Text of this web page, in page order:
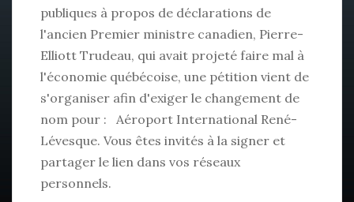
publiques à propos de déclarations de
l'ancien Premier ministre canadien, Pierre-
Elliott Trudeau, qui avait projeté faire mal à
l'économie québécoise, une pétition vient de
s'organiser afin d'exiger le changement de
nom pour : Aéroport International René-
Lévesque. Vous êtes invités à la signer et
partager le lien dans vos réseaux
personnels.